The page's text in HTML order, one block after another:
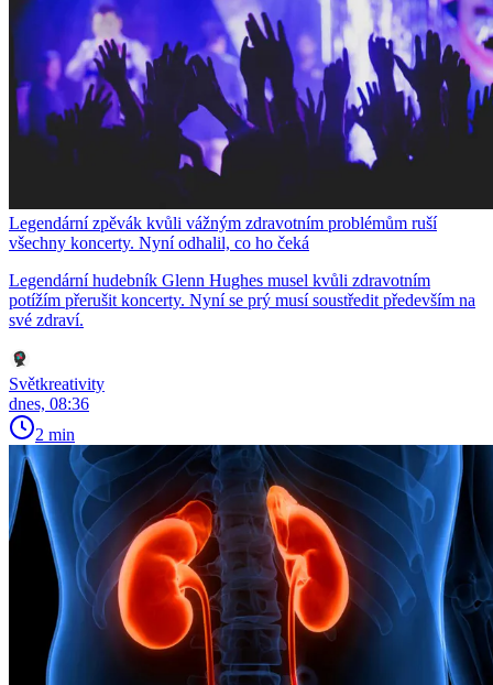
Legendární zpěvák kvůli vážným zdravotním problémům ruší
všechny koncerty. Nyní odhalil, co ho čeká
Legendární hudebník Glenn Hughes musel kvůli zdravotním
potížím přerušit koncerty. Nyní se prý musí soustředit především na
své zdraví.
Světkreativity
dnes, 08:36
2 min